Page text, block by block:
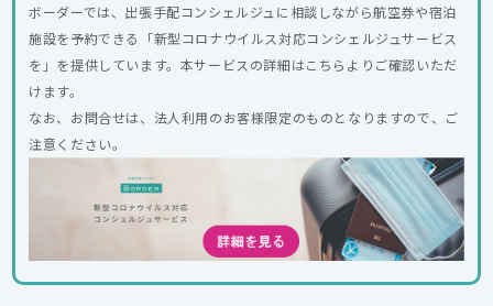
ボーダーでは、出張手配コンシェルジュに相談しながら航空券や宿泊
施設を予約できる「新型コロナウイルス対応コンシェルジュサービス
を」を提供しています。本サービスの詳細はこちらよりご確認いただ
けます。
なお、お問合せは、法人利用のお客様限定のものとなりますので、ご
注意ください。